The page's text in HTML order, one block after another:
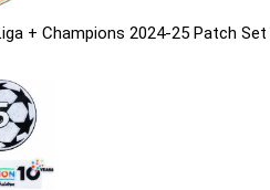
+ Champions 2024-25 Patch Set